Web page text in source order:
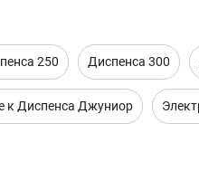
250 Диспенса 300
к Диспенса Джуниор